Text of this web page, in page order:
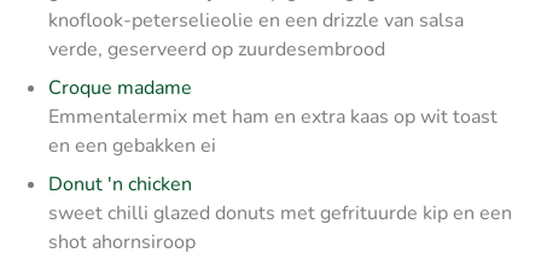
knoflook-peterselieolie en een drizzle van salsa
verde, geserveerd op zuurdesembrood
Croque madame
Emmentalermix met ham en extra kaas op wit toast
en een gebakken ei
Donut 'n chicken
sweet chilli glazed donuts met gefrituurde kip en een
shot ahornsiroop